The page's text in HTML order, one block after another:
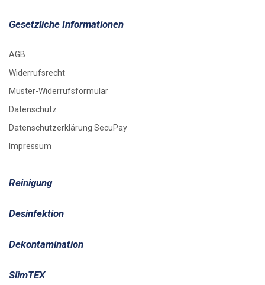
Gesetzliche Informationen
AGB
Widerrufsrecht
Muster-Widerrufsformular
Datenschutz
Datenschutzerklärung SecuPay
Impressum
Reinigung
Desinfektion
Dekontamination
SlimTEX